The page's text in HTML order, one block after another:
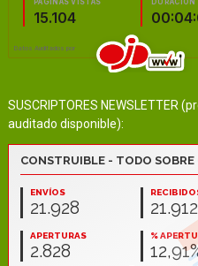
SUSCRIPTORES NEWSLETTER
auditado disponible):